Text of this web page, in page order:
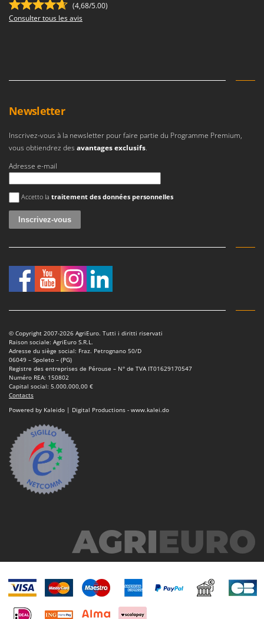
(4,68/5.00)
Consulter tous les avis
Newsletter
Inscrivez-vous à la newsletter pour faire partie du Programme Premium,
vous obtiendrez des avantages exclusifs.
Adresse e-mail
Une erreur est survenue
Accetto la traitement des données personnelles
© Copyright 2007-2026 AgriEuro. Tutti i diritti riservati
Raison sociale: AgriEuro S.R.L.
Adresse du siège social: Fraz. Petrognano 50/D
06049 – Spoleto – (PG)
Registre des entreprises de Pérouse – N° de TVA IT01629170547
Numéro REA: 150802
Capital social: 5.000.000,00 €
Contacts
Powered by Kaleido | Digital Productions - www.kalei.do